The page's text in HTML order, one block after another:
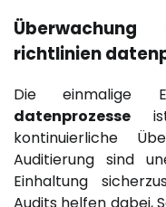
richtlinien
Die einmalige
datenprozesse
kontinuierliche
Auditierung sind
Einhaltung